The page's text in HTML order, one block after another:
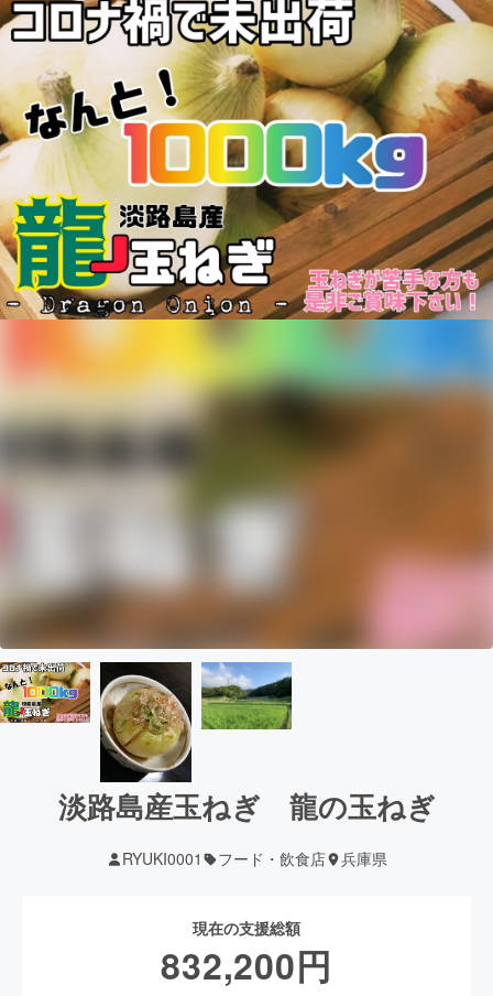
淡路島産玉ねぎ 龍の玉ねぎ
RYUKI0001 フード・飲食店 兵庫県
現在の支援総額
832,200円